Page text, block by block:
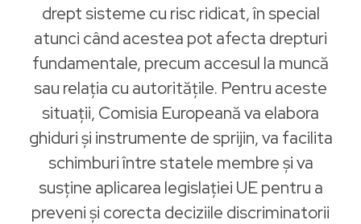
drept sisteme cu risc ridicat, în special
atunci când acestea pot afecta drepturi
fundamentale, precum accesul la muncă
sau relația cu autoritățile. Pentru aceste
situații, Comisia Europeană va elabora
ghiduri și instrumente de sprijin, va facilita
schimburi între statele membre și va
susține aplicarea legislației UE pentru a
preveni și corecta deciziile discriminatorii